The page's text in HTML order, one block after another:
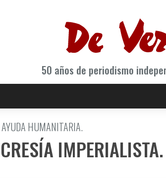
50 años de periodismo
HUMANITARIA.
IMPERIALISTA.